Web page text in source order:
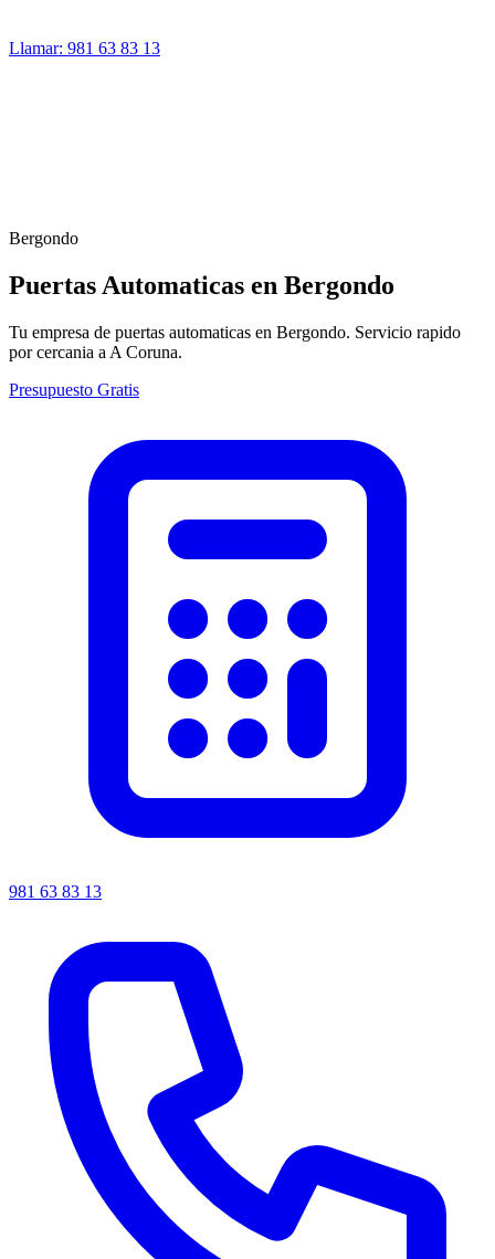
Llamar: 981 63 83 13
Bergondo
Puertas Automaticas en Bergondo
Tu empresa de puertas automaticas en Bergondo. Servicio rapido
por cercania a A Coruna.
Presupuesto Gratis
981 63 83 13